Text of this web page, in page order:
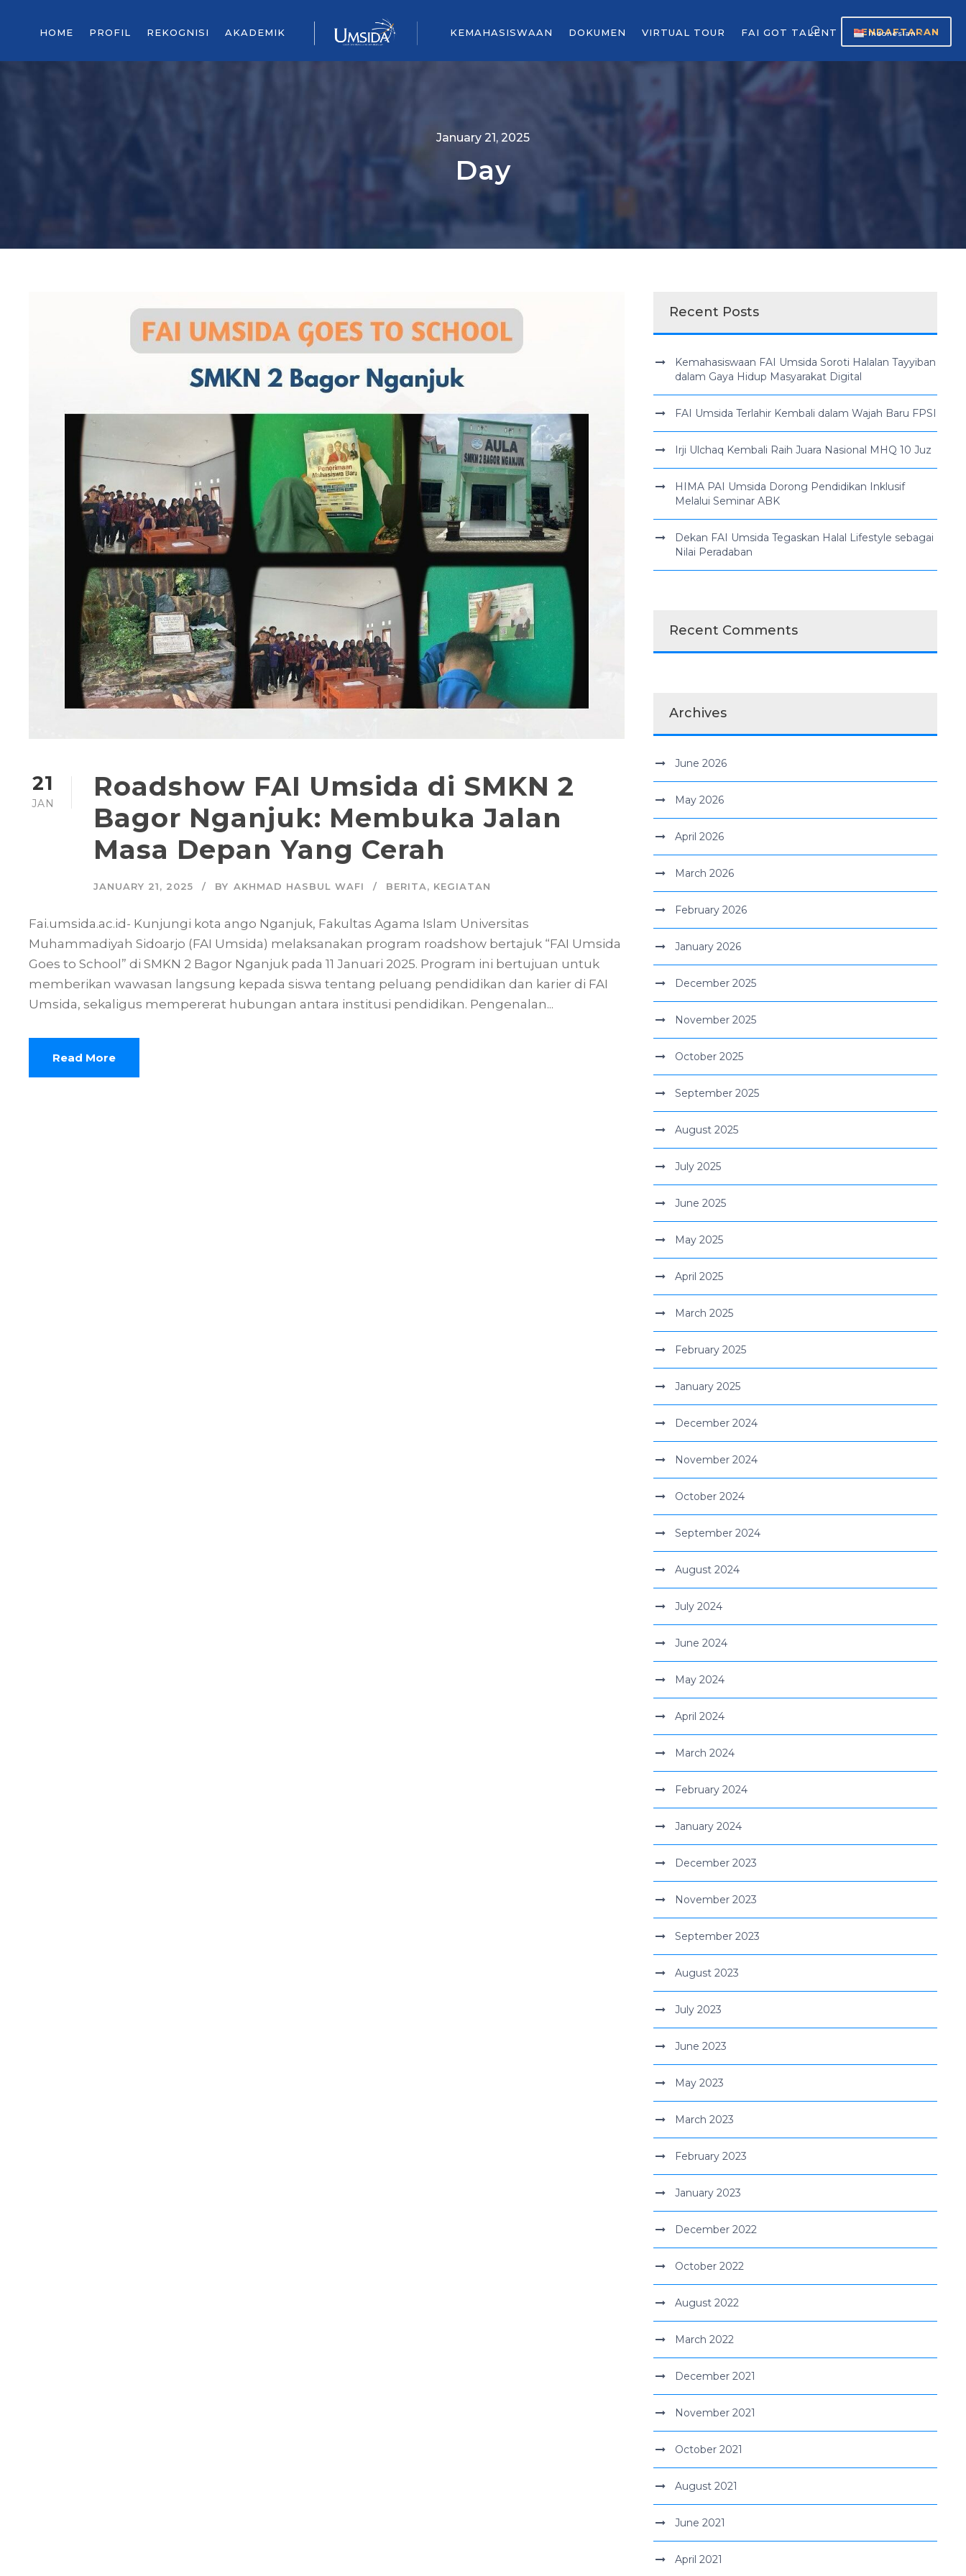
HOME PROFIL REKOGNISI AKADEMIK KEMAHASISWAAN DOKUMEN VIRTUAL TOUR FAI GOT TALENT Indonesian ▼
PENDAFTARAN
January 21, 2025
Day
21
JAN
Roadshow FAI Umsida di SMKN 2
Bagor Nganjuk: Membuka Jalan
Masa Depan Yang Cerah
JANUARY 21, 2025 BY AKHMAD HASBUL WAFI BERITA, KEGIATAN
Fai.umsida.ac.id- Kunjungi kota ango Nganjuk, Fakultas Agama Islam Universitas
Muhammadiyah Sidoarjo (FAI Umsida) melaksanakan program roadshow bertajuk “FAI Umsida
Goes to School” di SMKN 2 Bagor Nganjuk pada 11 Januari 2025. Program ini bertujuan untuk
memberikan wawasan langsung kepada siswa tentang peluang pendidikan dan karier di FAI
Umsida, sekaligus mempererat hubungan antara institusi pendidikan. Pengenalan...
Read More
Recent Posts
Kemahasiswaan FAI Umsida Soroti Halalan Tayyiban
dalam Gaya Hidup Masyarakat Digital
FAI Umsida Terlahir Kembali dalam Wajah Baru FPSI
Irji Ulchaq Kembali Raih Juara Nasional MHQ 10 Juz
HIMA PAI Umsida Dorong Pendidikan Inklusif
Melalui Seminar ABK
Dekan FAI Umsida Tegaskan Halal Lifestyle sebagai
Nilai Peradaban
Recent Comments
Archives
June 2026
May 2026
April 2026
March 2026
February 2026
January 2026
December 2025
November 2025
October 2025
September 2025
August 2025
July 2025
June 2025
May 2025
April 2025
March 2025
February 2025
January 2025
December 2024
November 2024
October 2024
September 2024
August 2024
July 2024
June 2024
May 2024
April 2024
March 2024
February 2024
January 2024
December 2023
November 2023
September 2023
August 2023
July 2023
June 2023
May 2023
March 2023
February 2023
January 2023
December 2022
October 2022
August 2022
March 2022
December 2021
November 2021
October 2021
August 2021
June 2021
April 2021